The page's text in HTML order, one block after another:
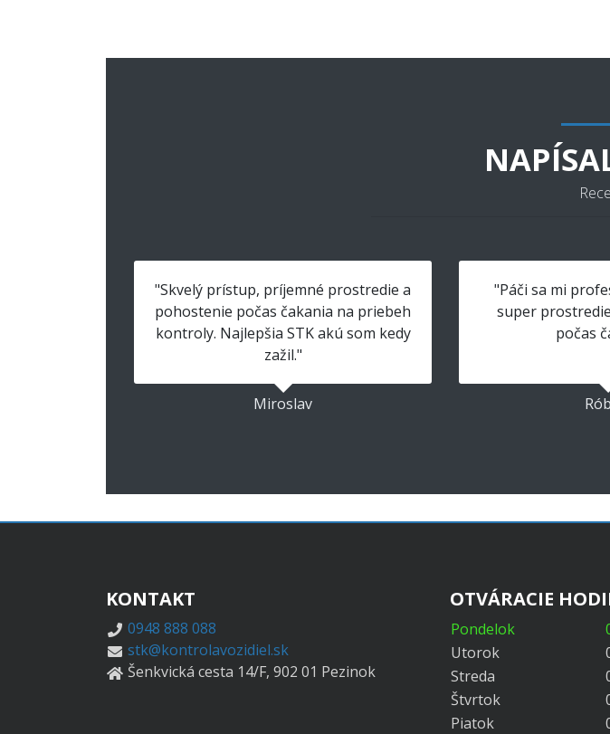
"Skvelý prístup, príjemné prostredie a
pohostenie počas čakania na priebeh
kontroly. Najlepšia STK akú som kedy
zažil."
Miroslav
"Páči sa mi
super
počas
KONTAKT
0948 888 088
stk@kontrolavozidiel.sk
Šenkvická cesta 14/F, 902 01 Pezinok
OTVÁRACIE
Pondelok
Utorok
Streda
Štvrtok
Piatok